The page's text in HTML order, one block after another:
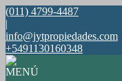
(011) 4799-4487
|
info@jytpropiedades.com
+5491130160348
MENÚ